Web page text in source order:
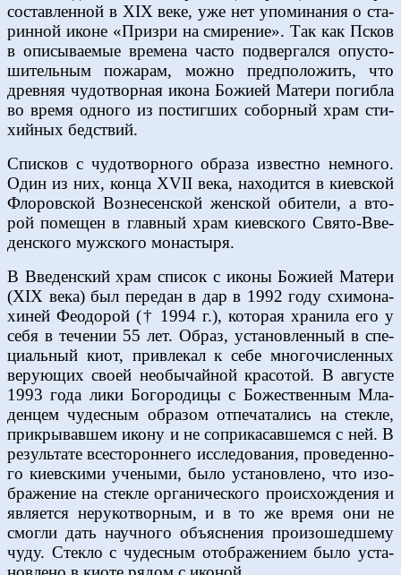
со­став­лен­ной в XIX ве­ке, уже нет упо­ми­на­ния о ста­
рин­ной иконе «При­з­ри на сми­ре­ние». Так как Псков
в опи­сы­ва­е­мые вре­ме­на ча­сто под­вер­гал­ся опу­сто­
ши­тель­ным по­жа­рам, мож­но пред­по­ло­жить, что
древ­няя чу­до­твор­ная ико­на Бо­жи­ей Ма­те­ри по­гиб­ла
во вре­мя од­но­го из по­стиг­ших со­бор­ный храм сти­
хий­ных бед­ствий.
Спис­ков с чу­до­твор­но­го об­ра­за из­вест­но немно­го.
Один из них, кон­ца XVII ве­ка, на­хо­дит­ся в ки­ев­ской
Фло­ров­ской Воз­не­сен­ской жен­ской оби­те­ли, а вто­
рой по­ме­щен в глав­ный храм ки­ев­ско­го Свя­то-Вве­
ден­ско­го муж­ско­го мо­на­сты­ря.
В Вве­ден­ский храм спи­сок с ико­ны Бо­жи­ей Ма­те­ри
(XIX ве­ка) был пе­ре­дан в дар в 1992 го­ду схи­мо­на­
хи­ней Фе­о­до­рой († 1994 г.), ко­то­рая хра­ни­ла его у
се­бя в те­че­нии 55 лет. Об­раз, уста­нов­лен­ный в спе­
ци­аль­ный ки­от, при­вле­кал к се­бе мно­го­чис­лен­ных
ве­ру­ю­щих сво­ей необы­чай­ной кра­со­той. В ав­гу­сте
1993 го­да ли­ки Бо­го­ро­ди­цы с Бо­же­ствен­ным Мла­
ден­цем чу­дес­ным об­ра­зом от­пе­ча­та­лись на стек­ле,
при­кры­вав­шем ико­ну и не со­при­ка­сав­шем­ся с ней. В
ре­зуль­та­те все­сто­рон­не­го ис­сле­до­ва­ния, про­ве­ден­но­
го ки­ев­ски­ми уче­ны­ми, бы­ло уста­нов­ле­но, что изо­
бра­же­ние на стек­ле ор­га­ни­че­ско­го про­ис­хож­де­ния и
яв­ля­ет­ся неру­ко­твор­ным, и в то же вре­мя они не
смог­ли дать на­уч­но­го объ­яс­не­ния про­изо­шед­ше­му
чу­ду. Стек­ло с чу­дес­ным отоб­ра­же­ни­ем бы­ло уста­